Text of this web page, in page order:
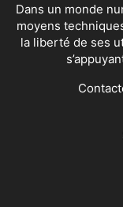
Dans un monde
moyens
la liberté de ses